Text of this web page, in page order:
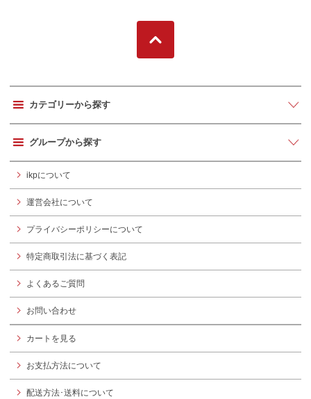
カテゴリーから探す
グループから探す
ikpについて
運営会社について
プライバシーポリシーについて
特定商取引法に基づく表記
よくあるご質問
お問い合わせ
カートを見る
お支払方法について
配送方法･送料について